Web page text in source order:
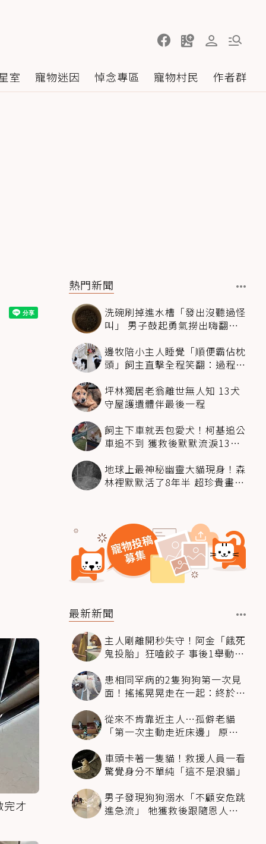
室 寵物迷因 悼念專區 寵物村民 作者群
完才
熱門新聞
洗碗刷掉進水槽「發出沒聽過怪
叫」 男子鼓起勇氣撈出嗨翻：
邊牧陪小主人睡覺「順便霸佔枕
頭」飼主直擊全程笑翻：過程絲
坪林獨居老翁離世無人知 13犬
守屋護遺體伴最後一程
飼主下車就丟包愛犬！柯基追公
車追不到 獲救後默默流淚13萬
地球上最神秘幽靈大貓現身！森
林裡默默活了8年半 超珍貴畫面
最新新聞
主人剛離開秒失守！阿金「餓死
鬼投胎」狂嗑餃子 事後1舉動反
患相同罕病的2隻狗狗第一次見
面！搖搖晃晃走在一起：終於找
從來不肯靠近主人…孤僻老貓
「第一次主動走近床邊」 原因
車頭卡著一隻貓！救援人員一看
驚覺身分不單純「這不是浪貓」
男子發現狗狗溺水「不顧安危跳
進急流」 牠獲救後跟隨恩人不